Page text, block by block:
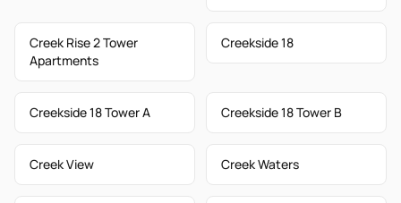
Creek Rise 2 Tower
Apartments
Creekside 18
Creekside 18 Tower A Creekside 18 Tower B
Creek View Creek Waters